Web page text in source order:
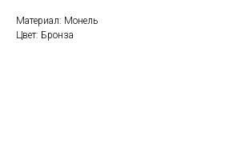
Материал: Монель
Цвет: Бронза